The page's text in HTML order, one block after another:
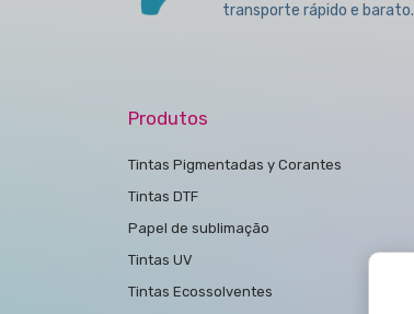
transporte rápido e barato.
Produtos
Tintas Pigmentadas y Corantes
Tintas DTF
Papel de sublimação
Tintas UV
Tintas Ecossolventes